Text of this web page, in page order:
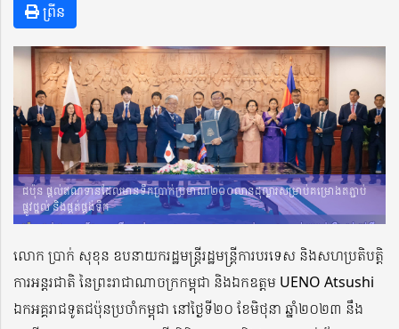
ព្រីន
ជប៉ុន ផ្តល់ឥណទានដែលមានទឹកប្រាក់ប្រមាណ២០០លានដុល្លារសម្រាប់គម្រោងតភ្ជាប់
ផ្លូវថ្នល់ និងផ្គត់ផ្គង់ទឹក
លោក ប្រាក់ សុខុន ឧបនាយករដ្ឋមន្រ្ដីរដ្ឋមន្រ្ដីការបរទេស និងសហប្រតិបត្តិ
ការអន្តរជាតិ នៃព្រះរាជាណាចក្រកម្ពុជា និងឯកឧត្ដម UENO Atsushi
ឯកអគ្គរាជទូតជប៉ុនប្រចាំកម្ពុជា នៅថ្ងៃទី២០ ខែមិថុនា ឆ្នាំ២០២៣ នឹង